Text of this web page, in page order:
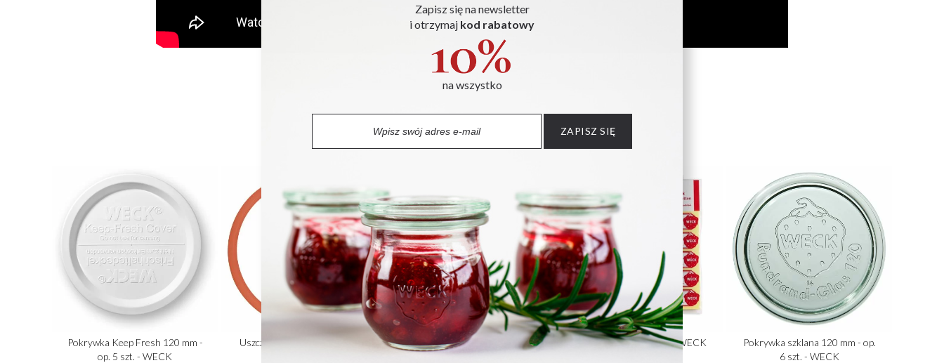
Zapisz się na newsletter
i otrzymaj kod rabatowy
na wszystko
ZAPISZ SIĘ
Pokrywka Keep Fresh 120 mm -
op. 5 szt. - WECK
Uszczelka 120 mm - op. 6 szt. -
Zapinki 12 szt. - WECK Etykiety Weck 100 szt - WECK
Pokrywka szklana 120 mm - op.
6 szt. - WECK